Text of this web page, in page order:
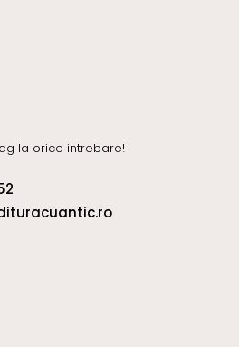
la orice intrebare!